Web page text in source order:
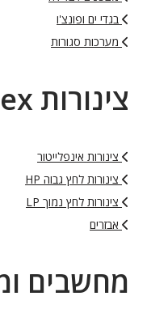
בגדי ים ופונצ'ו
מערכות סגורות
צינורות Miflex
צינורות אינפלייטור
צינורות לחץ גבוה HP
צינורות לחץ נמוך LP
אבזרים
מחשבים